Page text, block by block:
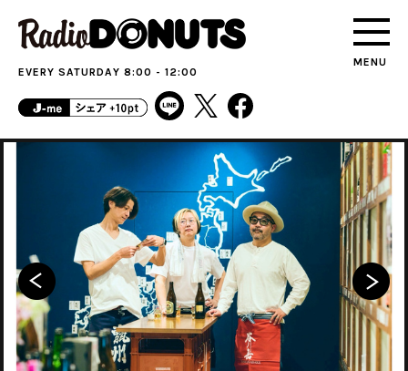
MENU
EVERY SATURDAY 8:00 - 12:00